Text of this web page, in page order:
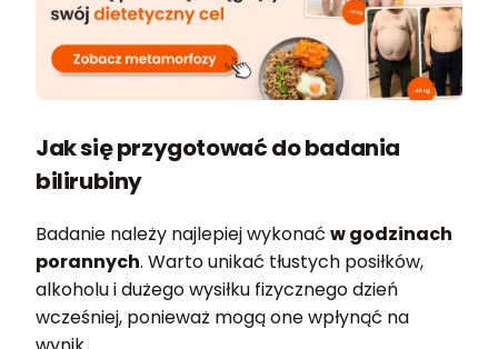
Jak się przygotować do badania
bilirubiny
Badanie należy najlepiej wykonać w godzinach
porannych. Warto unikać tłustych posiłków,
alkoholu i dużego wysiłku fizycznego dzień
wcześniej, ponieważ mogą one wpłynąć na